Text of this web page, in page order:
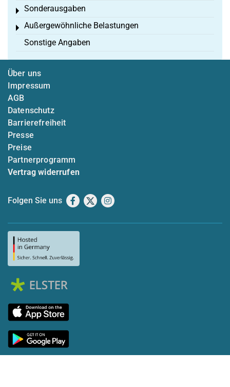
Sonderausgaben
Toggle menu
Außergewöhnliche Belastungen
Toggle menu
Sonstige Angaben
Über uns
Impressum
AGB
Datenschutz
Barrierefreiheit
Presse
Preise
Partnerprogramm
Vertrag widerrufen
Folgen Sie uns Facebook
X Instagram